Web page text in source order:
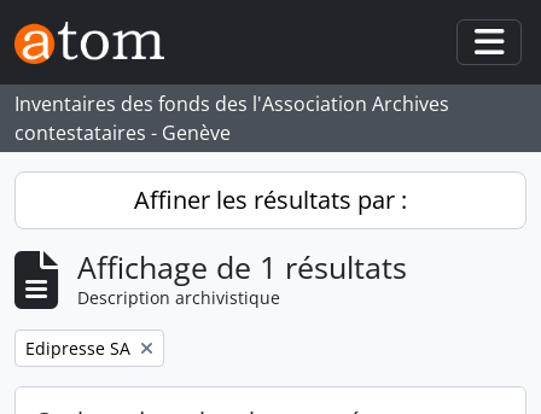
Skip to main content
Inventaires des fonds des l'Association Archives
contestataires - Genève
Affiner les résultats par :
Affichage de 1 résultats
Description archivistique
Remove filter:
Edipresse SA